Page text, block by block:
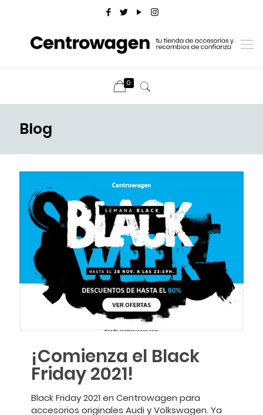
0
Blog
¡Comienza el Black
Friday 2021!
Black Friday 2021 en Centrowagen para
accesorios originales Audi y Volkswagen. Ya